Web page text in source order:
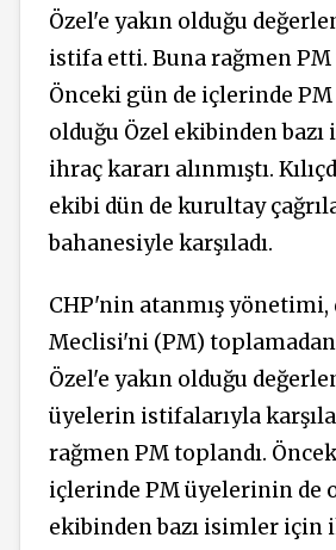
Özel'e yakın olduğu
istifa etti. Buna rağmen PM
Önceki gün de içlerinde
olduğu Özel ekibinden
ihraç kararı alınmıştı.
ekibi dün de kurultay
bahanesiyle karşıladı.
CHP'nin atanmış
Meclisi'ni (PM)
Özel'e yakın olduğu
üyelerin istifalarıyla
rağmen PM toplandı.
içlerinde PM üyelerinin de
ekibinden bazı isimler için